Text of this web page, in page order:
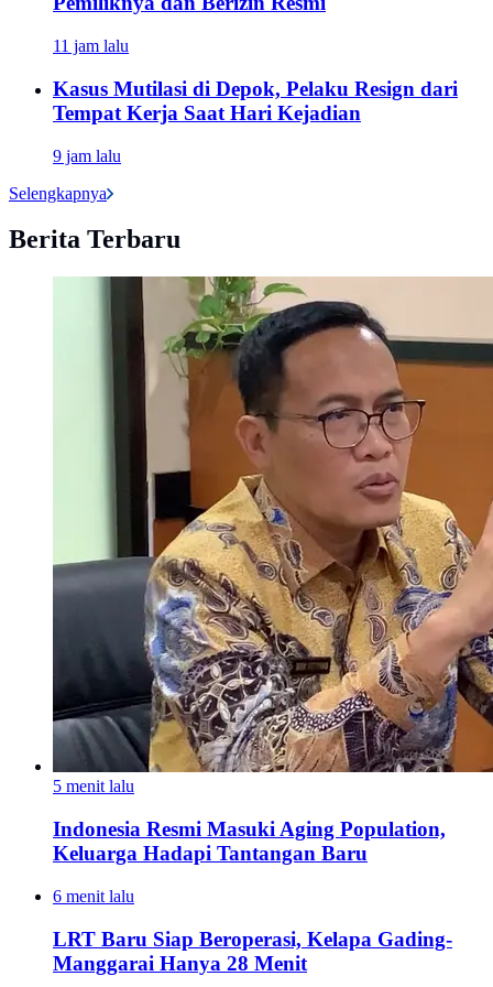
11 jam lalu
Kasus Mutilasi di Depok, Pelaku Resign dari
Tempat Kerja Saat Hari Kejadian
9 jam lalu
Selengkapnya
Berita Terbaru
5 menit lalu
Indonesia Resmi Masuki Aging Population,
Keluarga Hadapi Tantangan Baru
6 menit lalu
LRT Baru Siap Beroperasi, Kelapa Gading-
Manggarai Hanya 28 Menit